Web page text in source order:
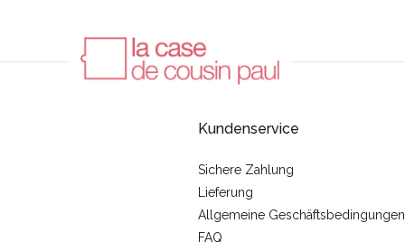
Kundenservice
Sichere Zahlung
Lieferung
Allgemeine Geschäftsbedingungen
FAQ